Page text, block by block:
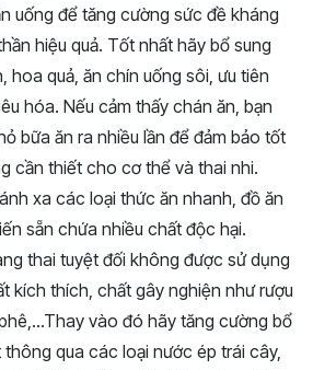
uống để tăng cường sức đề kháng
hiệu quả. Tốt nhất hãy bổ sung
hoa quả, ăn chín uống sôi, ưu tiên
hóa. Nếu cảm thấy chán ăn, bạn
bữa ăn ra nhiều lần để đảm bảo tốt
cần thiết cho cơ thể và thai nhi.
xa các loại thức ăn nhanh, đồ ăn
sẵn chứa nhiều chất độc hại.
thai tuyệt đối không được sử dụng
kích thích, chất gây nghiện như rượu
vào đó hãy tăng cường bổ
qua các loại nước ép trái cây,